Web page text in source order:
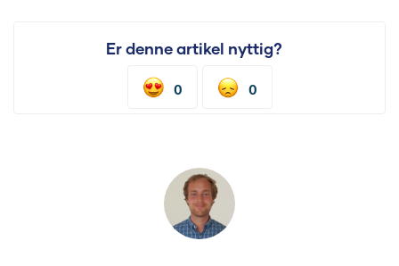
Er denne artikel nyttig?
0 0